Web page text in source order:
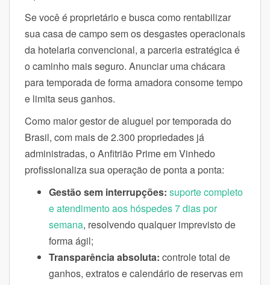
Se você é proprietário e busca como rentabilizar
sua casa de campo sem os desgastes operacionais
da hotelaria convencional, a parceria estratégica é
o caminho mais seguro. Anunciar uma chácara
para temporada de forma amadora consome tempo
e limita seus ganhos.
Como maior gestor de aluguel por temporada do
Brasil, com mais de 2.300 propriedades já
administradas, o Anfitrião Prime em Vinhedo
profissionaliza sua operação de ponta a ponta:
Gestão sem interrupções: suporte completo
e atendimento aos hóspedes 7 dias por
semana, resolvendo qualquer imprevisto de
forma ágil;
Transparência absoluta: controle total de
ganhos, extratos e calendário de reservas em